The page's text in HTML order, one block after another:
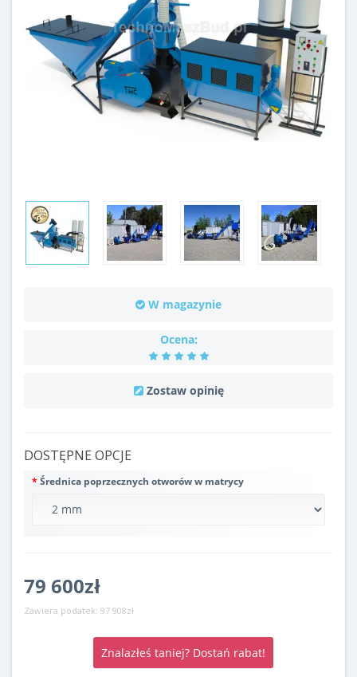
W magazynie
Ocena:
Zostaw opinię
DOSTĘPNE OPCJE
Średnica poprzecznych otworów w matrycy
79 600zł
Zawiera podatek: 97 908zł
Znalazłeś taniej? Dostań rabat!